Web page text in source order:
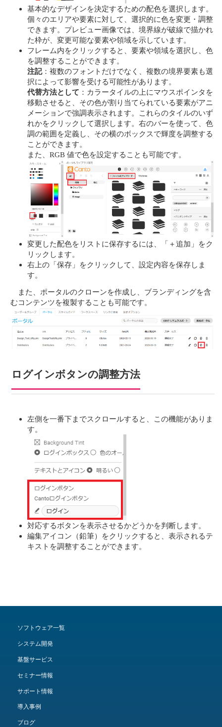
基本的なデザインを決定するための配色を選択します。
個々のエリアや要素に対して、選択的に色を変更・調整
できます。プレビュー画像では、境界線が破線で描かれ
た枠が、変更可能な要素や領域を示しています。
フレーム内をクリックすると、要素や領域を選択し、色
を調整することができます。
注記：複数のフォントだけでなく、複数の境界要素も選
択によって影響を受ける可能性があります。
代替方法として ：カラータイルの上にマウスポインタを
移動させると、その色が割り当てられている要素がアニ
メーションで強調表示されます。これらのタイルのいず
れかをクリックして選択します。右のバーを使って、色
調の範囲を定義し、その横のボックスで輝度を調整する
ことができます。
また、RGB 値で色を設定することも可能です。
変更した配色をリストに保存するには、「＋追加」をク
リックします。
右上の「保存」をクリックして、設定内容を保存しま
す。
また、ポータルのクローンを作成し、ブランディングを含
むコンテンツを複製することも可能です。
ログインボタンの調整方法
左側を一番下までスクロールすると、この機能がありま
す。
対応するボタンを表示させるかどうかを判断します。
編集アイコン（鉛筆）をクリックすると、表示されるテ
キストを調整することができます。
ソフトウェア一覧
システム開発
基盤サービス
セミナー情報
サポート情報
導入事例
ブログ